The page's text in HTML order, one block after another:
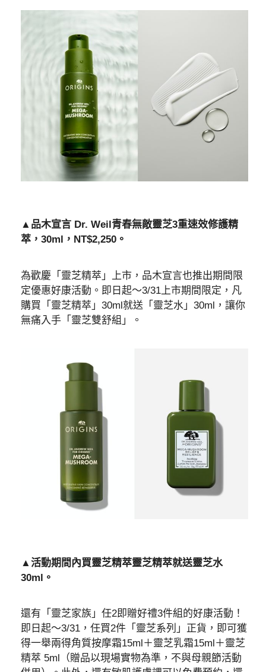
▲品木宣言 Dr. Weil青春無敵靈芝3重速效修護精
萃，30ml，NT$2,250。
為歡慶「靈芝精萃」上市，品木宣言也推出期間限
定優惠好康活動。即日起～3/31上市期間限定，凡
購買「靈芝精萃」30ml就送「靈芝水」30ml，讓你
無痛入手「靈芝雙舒組」。
▲活動期間內買靈芝精萃靈芝精萃就送靈芝水
30ml。
還有「靈芝家族」任2即贈好禮3件組的好康活動！
即日起～3/31，任買2件「靈芝系列」正貨，即可獲
得一舉兩得角質按摩霜15ml＋靈芝乳霜15ml＋靈芝
精萃 5ml（贈品以現場實物為準，不與母親節活動